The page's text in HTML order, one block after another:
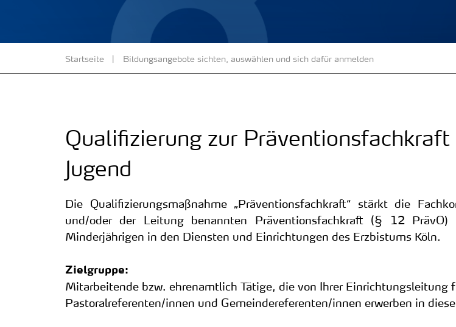
Startseite Bildungsangebote sichten, auswählen und sich dafür anmelden
Qualifizierung zur
Jugend
Die Qualifizierungsmaßnahme „Präventionsfachkraft“ stärkt die
und/oder der Leitung benannten Präventionsfachkraft (§ 12
Minderjährigen in den Diensten und Einrichtungen des Erzbistums Köln.
Zielgruppe:
Mitarbeitende bzw. ehrenamtlich Tätige, die von Ihrer Einrichtungsleitung
Pastoralreferenten/innen und Gemeindereferenten/innen erwerben in